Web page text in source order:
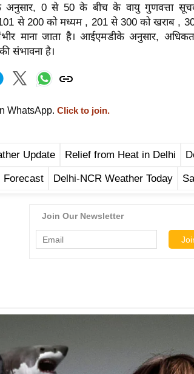
अनुसार, 0 से 50 के बीच के वायु गुणवत्ता
से 200 को मध्यम , 201 से 300 को खराब ,
माना जाता है। आईएमडीके अनुसार,
संभावना है।
WhatsApp. Click to join.
Update Relief from Heat in Delhi
Forecast Delhi-NCR Weather Today